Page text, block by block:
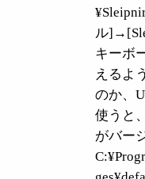
ル
キーボ
えるよ
のか、
使うと
がバー